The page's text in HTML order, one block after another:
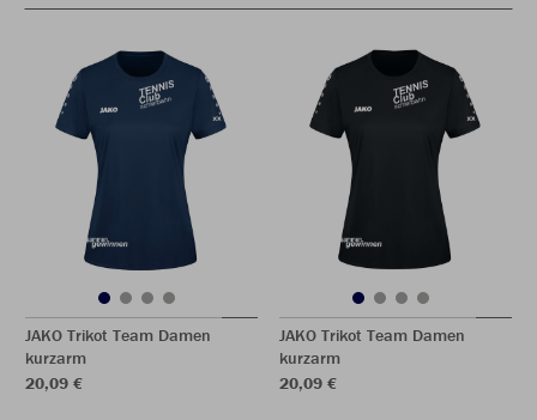
JAKO Trikot Team Damen
kurzarm
20,09 €
JAKO Trikot Team Damen
kurzarm
20,09 €